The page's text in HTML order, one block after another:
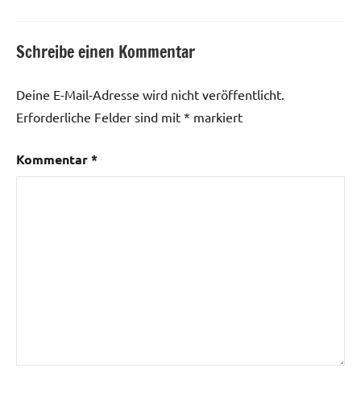
Schreibe einen Kommentar
Deine E-Mail-Adresse wird nicht veröffentlicht.
Erforderliche Felder sind mit * markiert
Kommentar*